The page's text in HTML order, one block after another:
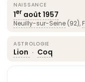
NAISSANCE
1er août 1957
Neuilly-sur-Seine (92),
ASTROLOGIE
Lion · Coq